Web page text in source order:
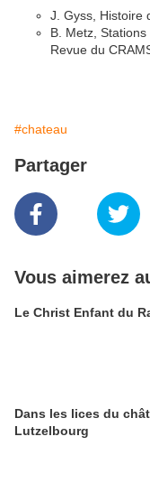
J. Gyss, Histoire
B. Metz, Stations
Revue du
#chateau
Partager
Vous aimerez
Le Christ Enfant du
Dans les lices du
Lutzelbourg